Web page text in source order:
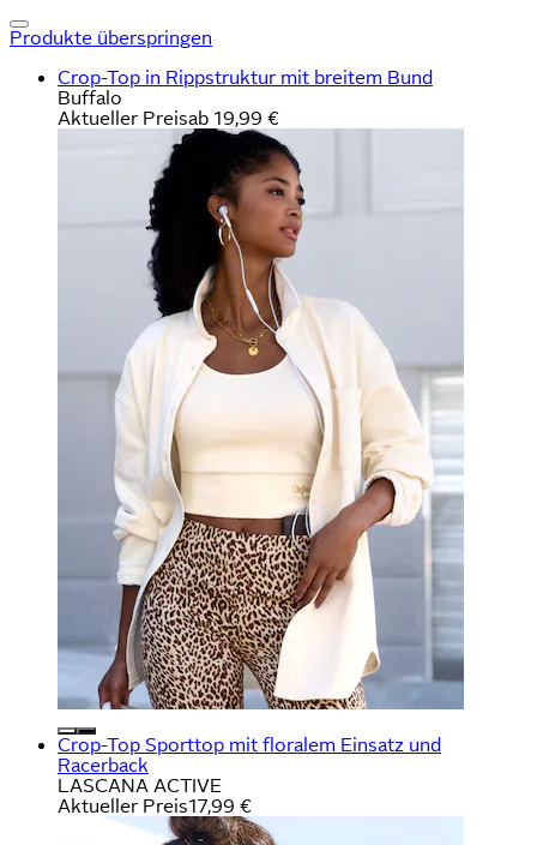
Produkte überspringen
Crop-Top in Rippstruktur mit breitem Bund
Buffalo
Aktueller Preisab 19,99 €
Crop-Top Sporttop mit floralem Einsatz und
Racerback
LASCANA ACTIVE
Aktueller Preis17,99 €